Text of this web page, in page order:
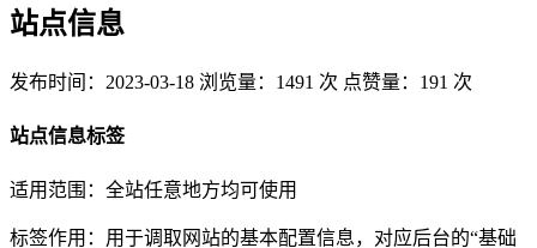
站点信息
发布时间：2023-03-18 浏览量：1491 次 点赞量：191 次
站点信息标签
适用范围：全站任意地方均可使用
标签作用：用于调取网站的基本配置信息，对应后台的“基础